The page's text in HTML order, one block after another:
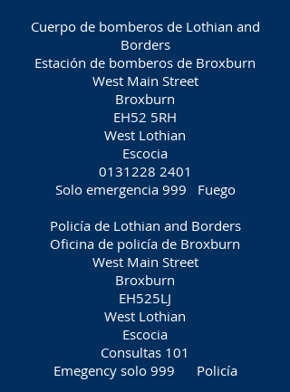
Cuerpo de bomberos de Lothian and
Borders
Estación de bomberos de Broxburn
West Main Street
Broxburn
EH52 5RH
West Lothian
Escocia
0131228 2401
Solo emergencia 999
Fuego
Policía de Lothian and Borders
Oficina de policía de Broxburn
West Main Street
Broxburn
EH525LJ
West Lothian
Escocia
Consultas 101
Emegency solo 999
Policía